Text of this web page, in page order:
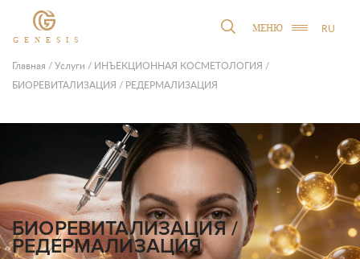
GENESIS
МЕНЮ RU
Главная /Услуги / ИНЪЕКЦИОННАЯ КОСМЕТОЛОГИЯ /
БИОРЕВИТАЛИЗАЦИЯ / РЕДЕРМАЛИЗАЦИЯ
БИОРЕВИТАЛИЗАЦИЯ /
РЕДЕРМАЛИЗАЦИЯ